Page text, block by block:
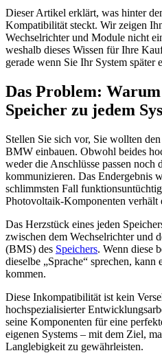
Dieser Artikel erklärt, was hinter
Kompatibilität steckt. Wir zeigen
Wechselrichter und Module nicht
weshalb dieses Wissen für Ihre
gerade wenn Sie Ihr System später
Das Problem:
Speicher zu jedem
Stellen Sie sich vor, Sie wollten
BMW einbauen. Obwohl beides
weder die Anschlüsse passen
kommunizieren. Das Endergebnis
schlimmsten Fall
Photovoltaik-Komponenten verhält
Das Herzstück eines jeden
zwischen dem Wechselrichter und
(BMS) des Speichers. Wenn diese
dieselbe „Sprache“ sprechen, kann
kommen.
Diese Inkompatibilität ist kein
hochspezialisierter
seine Komponenten für eine
eigenen Systems – mit dem Ziel,
Langlebigkeit zu gewährleisten.